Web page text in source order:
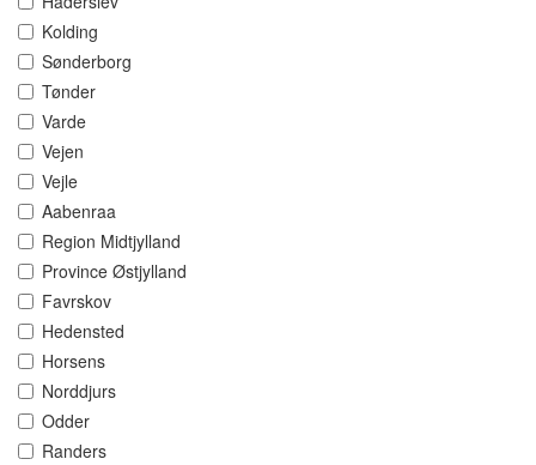
Kolding
Sønderborg
Tønder
Varde
Vejen
Vejle
Aabenraa
Region Midtjylland
Province Østjylland
Favrskov
Hedensted
Horsens
Norddjurs
Odder
Randers